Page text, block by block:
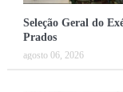
Seleção Geral do
Prados
agosto 06, 2026